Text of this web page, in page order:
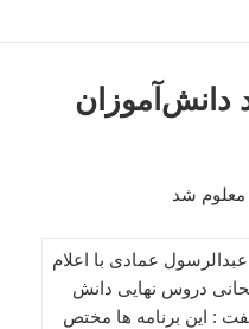
دانش‌آموزان
معلوم شد
عمادی با اعلام
دروس نهایی دانش
در خرداد ماه سال 95 ، گفت : این برنامه ها مختص